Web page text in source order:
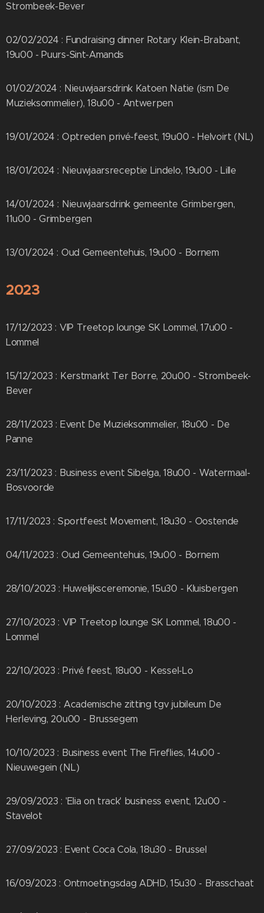
Strombeek-Bever
02/02/2024 : Fundraising dinner Rotary Klein-Brabant,
19u00 - Puurs-Sint-Amands
01/02/2024 : Nieuwjaarsdrink Katoen Natie (ism De
Muzieksommelier), 18u00 - Antwerpen
19/01/2024 : Optreden privé-feest, 19u00 - Helvoirt (NL)
18/01/2024 : Nieuwjaarsreceptie Lindelo, 19u00 - Lille
14/01/2024 : Nieuwjaarsdrink gemeente Grimbergen,
11u00 - Grimbergen
13/01/2024 : Oud Gemeentehuis, 19u00 - Bornem
2023
17/12/2023 : VIP Treetop lounge SK Lommel, 17u00 -
Lommel
15/12/2023 : Kerstmarkt Ter Borre, 20u00 - Strombeek-
Bever
28/11/2023 : Event De Muzieksommelier, 18u00 - De
Panne
23/11/2023 : Business event Sibelga, 18u00 - Watermaal-
Bosvoorde
17/11/2023 : Sportfeest Movement, 18u30 - Oostende
04/11/2023 : Oud Gemeentehuis, 19u00 - Bornem
28/10/2023 : Huwelijksceremonie, 15u30 - Kluisbergen
27/10/2023 : VIP Treetop lounge SK Lommel, 18u00 -
Lommel
22/10/2023 : Privé feest, 18u00 - Kessel-Lo
20/10/2023 : Academische zitting tgv jubileum De
Herleving, 20u00 - Brussegem
10/10/2023 : Business event The Fireflies, 14u00 -
Nieuwegein (NL)
29/09/2023 : 'Elia on track' business event, 12u00 -
Stavelot
27/09/2023 : Event Coca Cola, 18u30 - Brussel
16/09/2023 : Ontmoetingsdag ADHD, 15u30 - Brasschaat